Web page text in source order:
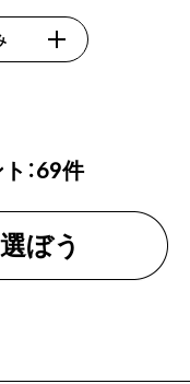
：69件
ぼう